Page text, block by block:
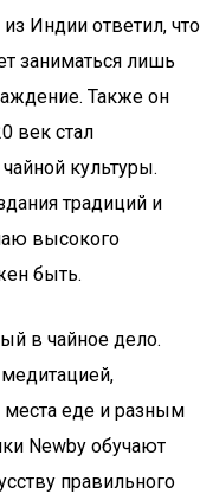
Индии ответил, что
заниматься лишь
Также он
век стал
культуры.
традиций и
высокого
быть.
в чайное дело.
еде и разным
Newby обучают
правильного